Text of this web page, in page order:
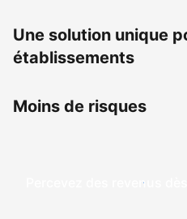
Une solution unique
établissements
Moins de risques
Percevez des revenus